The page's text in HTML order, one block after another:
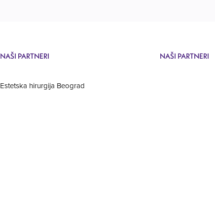
NAŠI PARTNERI
Estetska hirurgija Beograd
NAŠI PARTNERI